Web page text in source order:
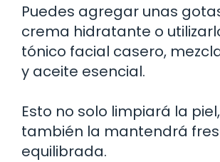
Puedes agregar unas
crema hidratante o
tónico facial casero,
y aceite esencial.
Esto no solo limpiará la
también la mantendrá
equilibrada.